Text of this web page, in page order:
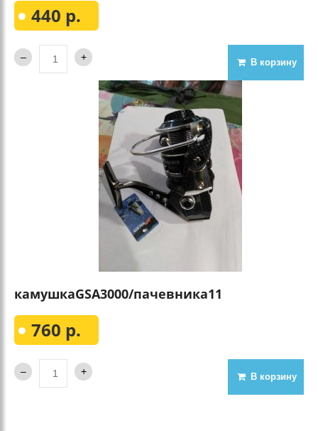
440 р.
В корзину
камушкаGSA3000/пачевника11
760 р.
В корзину